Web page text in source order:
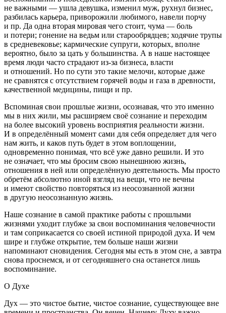
не важными — ушла девушка, изменил муж, рухнул бизнес,
разбилась карьера, приворожили любимого, навели порчу
и пр. Да одна вторая мировая чего стоит, чума — боль
и потери; гонение на ведьм или старообрядцев; ходячие трупы
в средневековье; кармические супруги, которых, вполне
вероятно, было за цать у большинства. А в наше настоящее
время люди часто страдают из-за бизнеса, власти
и отношений. Но по сути это такие мелочи, которые даже
не сравнятся с отсутствием горячей воды и газа в древности,
качественной медицины, пищи и пр.
Вспоминая свои прошлые жизни, осознавая, что это именно
мы в них жили, мы расширяем своё сознание и переходим
на более высокий уровень восприятия реальности жизни.
И в определённый момент сами для себя определяет для чего
нам жить, и каков путь будет в этом воплощении,
одновременно понимая, что всё уже давно решили. И это
не означает, что мы бросим свою нынешнюю жизнь,
отношения в ней или определённую деятельность. Мы просто
обретём абсолютно иной взгляд на вещи, что не вечны
и имеют свойство повторяться из неосознанной жизни
в другую неосознанную жизнь.
Наше сознание в самой практике работы с прошлыми
жизнями уходит глубже за свои воспоминания человечности
и там соприкасается со своей истиной природой духа. И чем
шире и глубже открытие, тем больше наши жизни
напоминают сновидения. Сегодня мы есть в этом сне, а завтра
снова проснемся, и от сегодняшнего сна останется лишь
воспоминание.
О Духе
Дух — это чистое бытие, чистое сознание, существующее вне